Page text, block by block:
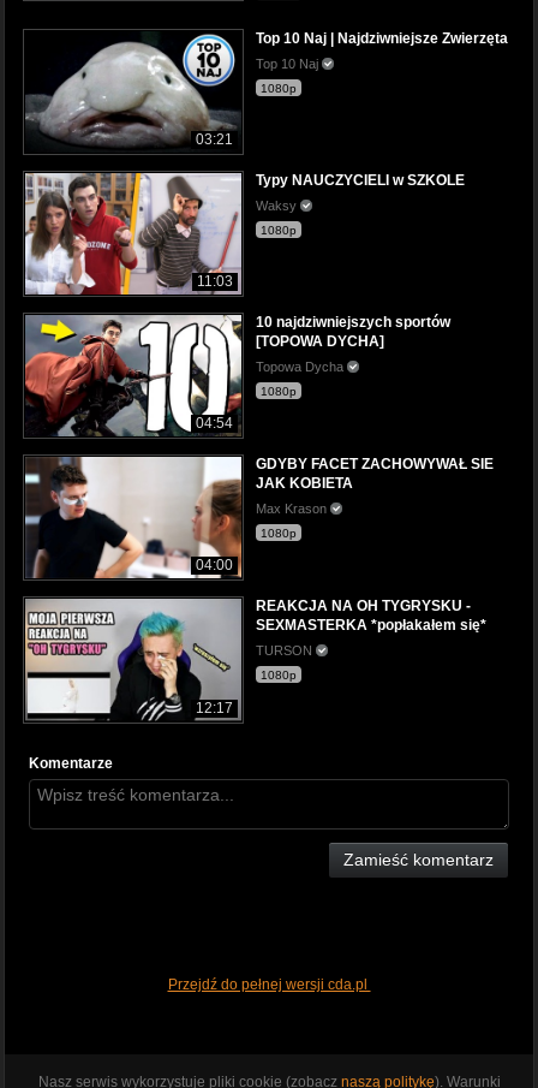
03:21
Top 10 Naj | Najdziwniejsze Zwierzęta
Top 10 Naj
1080p
11:03
Typy NAUCZYCIELI w SZKOLE
Waksy
1080p
04:54
10 najdziwniejszych sportów
[TOPOWA DYCHA]
Topowa Dycha
1080p
04:00
GDYBY FACET ZACHOWYWAŁ SIE
JAK KOBIETA
Max Krason
1080p
12:17
REAKCJA NA OH TYGRYSKU -
SEXMASTERKA *popłakałem się*
TURSON
1080p
Komentarze
Zamieść komentarz
Przejdź do pełnej wersji cda.pl
Nasz serwis wykorzystuje pliki cookie (zobacz naszą politykę). Warunki